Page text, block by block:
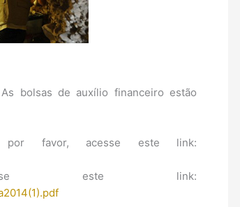
bolsas de auxílio financeiro estão
favor, acesse este link:
este link: